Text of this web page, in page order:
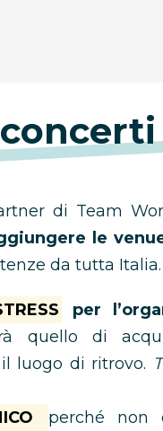
di Team
le
da tutta
per
quello di
luogo di ritrovo.
perché non